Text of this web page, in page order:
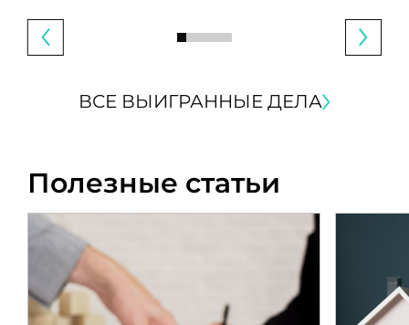
ВСЕ ВЫИГРАННЫЕ ДЕЛА
Полезные статьи